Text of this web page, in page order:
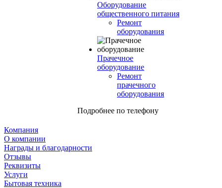
Оборудование
общественного питания
Ремонт
оборудования
Прачечное
оборудование
Ремонт
прачечного
оборудования
Подробнее по телефону
Компания
О компании
Награды и благодарности
Отзывы
Реквизиты
Услуги
Бытовая техника